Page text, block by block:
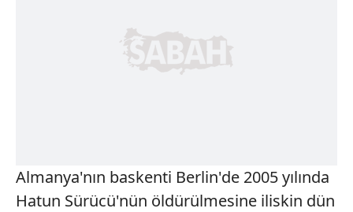
Almanya'nın baskenti Berlin'de 2005 yılında
Hatun Sürücü'nün öldürülmesine iliskin dün